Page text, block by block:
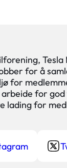
for å
for
for
lading for